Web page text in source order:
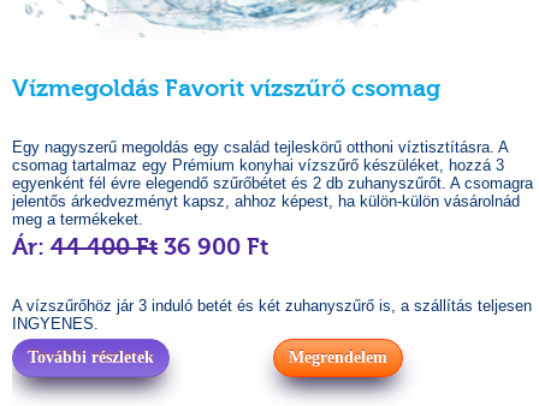
Vízmegoldás Favorit vízszűrő csomag
Egy nagyszerű megoldás egy család tejleskörű otthoni víztisztításra. A
csomag tartalmaz egy Prémium konyhai vízszűrő készüléket, hozzá 3
egyenként fél évre elegendő szűrőbétet és 2 db zuhanyszűrőt. A csomagra
jelentős árkedvezményt kapsz, ahhoz képest, ha külön-külön vásárolnád
meg a termékeket.
Ár: 44 400 Ft 36 900 Ft
A vízszűrőhöz jár 3 induló betét és két zuhanyszűrő is, a szállítás teljesen
INGYENES.
További részletek
Megrendelem